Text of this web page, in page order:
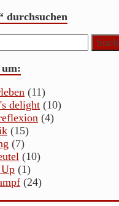
durchsuchen
um:
(11)
delight (10)
(4)
(15)
(7)
(10)
(1)
(24)